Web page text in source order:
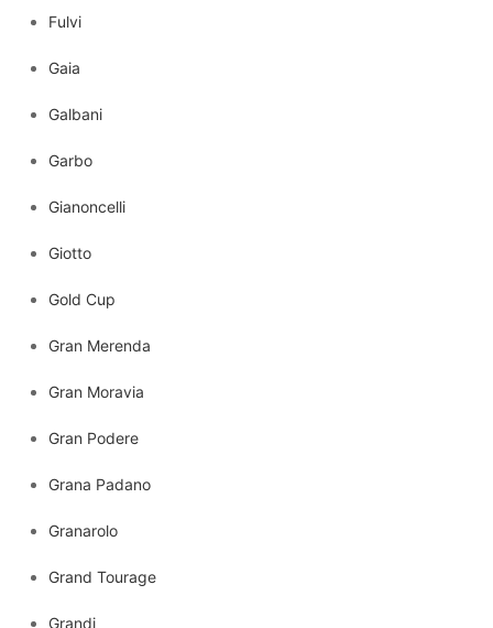
Fulvi
Gaia
Galbani
Garbo
Gianoncelli
Giotto
Gold Cup
Gran Merenda
Gran Moravia
Gran Podere
Grana Padano
Granarolo
Grand Tourage
Grandi